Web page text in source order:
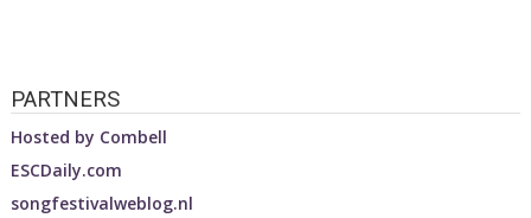
PARTNERS
Hosted by Combell
ESCDaily.com
songfestivalweblog.nl